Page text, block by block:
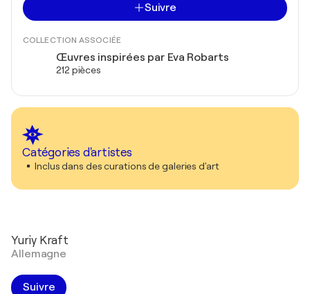
Suivre
COLLECTION ASSOCIÉE
Œuvres inspirées par Eva Robarts
212 pièces
Catégories d'artistes
Inclus dans des curations de galeries d'art
Yuriy Kraft
Allemagne
Suivre